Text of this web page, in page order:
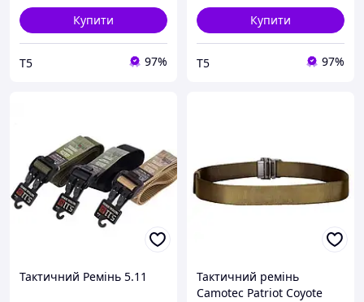
Купити
Т5 97%
Купити
Т5 97%
Тактичний Ремінь 5.11
Тактичний ремінь
Camotec Patriot Coyote